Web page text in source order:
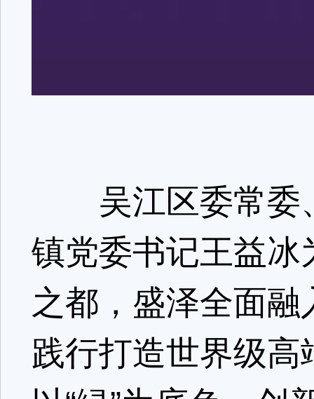
吴江区委常委
镇党委书记王益
之都，盛泽全面
践行打造世界级